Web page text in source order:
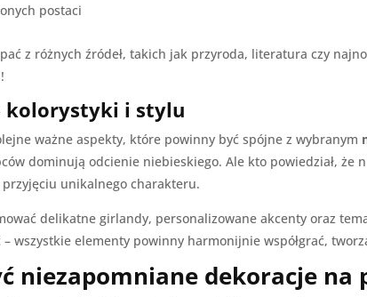
postaci
z różnych źródeł, takich jak przyroda, literatura czy
kolorystyki i stylu
ważne aspekty, które powinny być spójne z wybranym
dominują odcienie niebieskiego. Ale kto powiedział,
unikalnego charakteru.
delikatne girlandy, personalizowane akcenty oraz
– wszystkie elementy powinny harmonijnie współgrać,
niezapomniane dekoracje na